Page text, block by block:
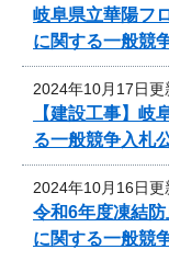
岐阜県立華陽フ
に関する一般競
2024年10月17日更
【建設工事】
る一般競争入札
2024年10月16日更
令和6年度凍結
に関する一般競